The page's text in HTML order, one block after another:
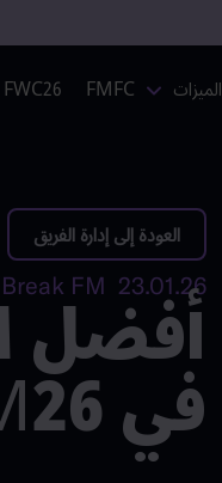
الميزات FMFC
FWC26
العودة إلى إدارة الفريق
23.01.26 Adam | On the Break FM
أفضل
في FM26